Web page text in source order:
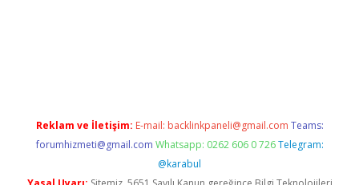
Reklam ve İletişim: E-mail: backlinkpaneli@gmail.com Teams:
forumhizmeti@gmail.com Whatsapp: 0262 606 0 726 Telegram:
@karabul